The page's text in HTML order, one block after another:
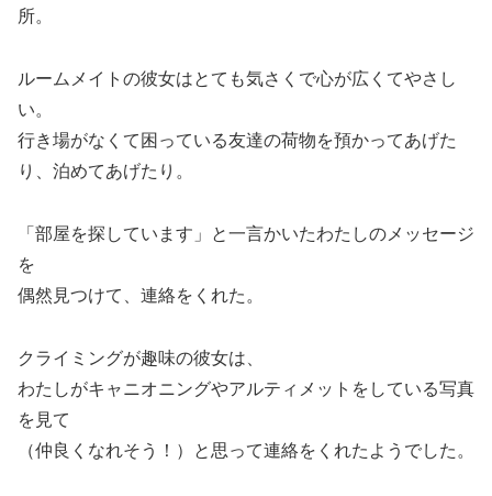
所。
ルームメイトの彼女はとても気さくで心が広くてやさし
い。
行き場がなくて困っている友達の荷物を預かってあげた
り、泊めてあげたり。
「部屋を探しています」と一言かいたわたしのメッセージ
を
偶然見つけて、連絡をくれた。
クライミングが趣味の彼女は、
わたしがキャニオニングやアルティメットをしている写真
を見て
（仲良くなれそう！）と思って連絡をくれたようでした。